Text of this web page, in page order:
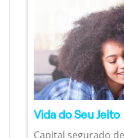
Vida do Seu Jeito
Capital segurado